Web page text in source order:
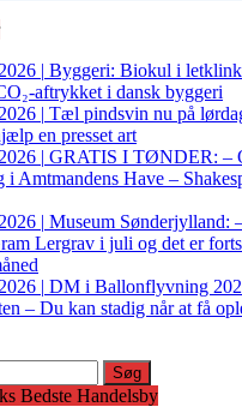
| Byggeri: Biokul i
aftrykket i dansk byggeri
| Tæl pindsvin nu på
en presset art
| GRATIS I TØNDER: –
i Amtmandens Have –
| Museum Sønderjylland:
Lergrav i juli og det er
| DM i Ballonflyvning
– Du kan stadig når at få
Bedste Handelsby